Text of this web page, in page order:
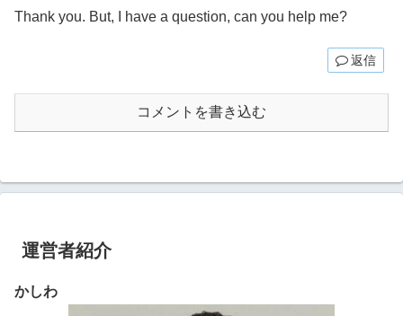
Thank you. But, I have a question, can you help me?
返信
コメントを書き込む
運営者紹介
かしわ